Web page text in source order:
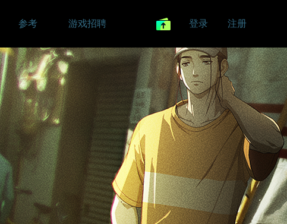
参考 游戏招聘 登录 注册